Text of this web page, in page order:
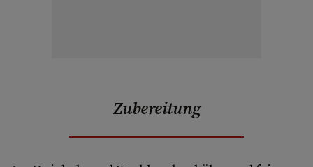
Zubereitung